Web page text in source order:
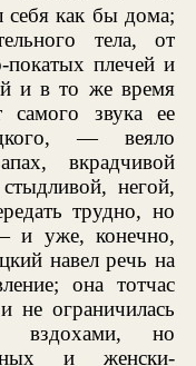
себя как бы дома;
тела, от
покатых плечей и
и в то же время
звука ее
— веяло
вкрадчивой
негой,
трудно, но
и уже, конечно,
навел речь на
она тотчас
не ограничилась
вздохами, но
и женски-